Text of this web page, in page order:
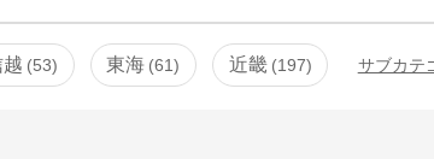
53 東海 61 近畿 197 サブカテ